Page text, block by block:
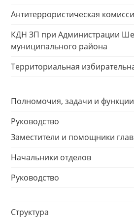
Антитеррористическая
КДН ЗП при Администрации
муниципального района
Территориальная
Полномочия, задачи и функции
Руководство
Заместители и помощники
Начальники отделов
Руководство
Структура